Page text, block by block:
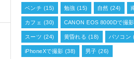
ベンチ (15) 勉強 (15) 自然 (24)
カフェ (30) CANON EOS 8000Dで撮影
スーツ (24) 黄昏れる (18) パソコン
iPhoneXで撮影 (38) 男子 (26)